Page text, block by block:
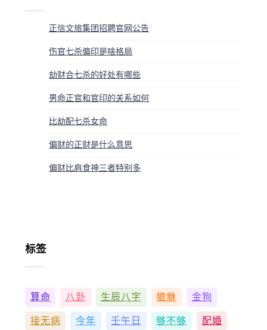
正信文旅集团招聘官网公告
伤官七杀偏印是啥格局
劫财合七杀的好处有哪些
男命正官和官印的关系如何
比劫配七杀女命
偏财的正财是什么意思
偏财比肩食神三者特别多
标签
算命 八卦 生辰八字 貔貅 金狗
接无病 今年 壬午日 够不够 配婚